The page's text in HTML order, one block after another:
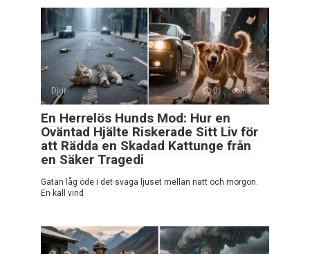
Djur 0 69
En Herrelös Hunds Mod: Hur en
Oväntad Hjälte Riskerade Sitt Liv för
att Rädda en Skadad Kattunge från
en Säker Tragedi
Gatan låg öde i det svaga ljuset mellan natt och morgon.
En kall vind